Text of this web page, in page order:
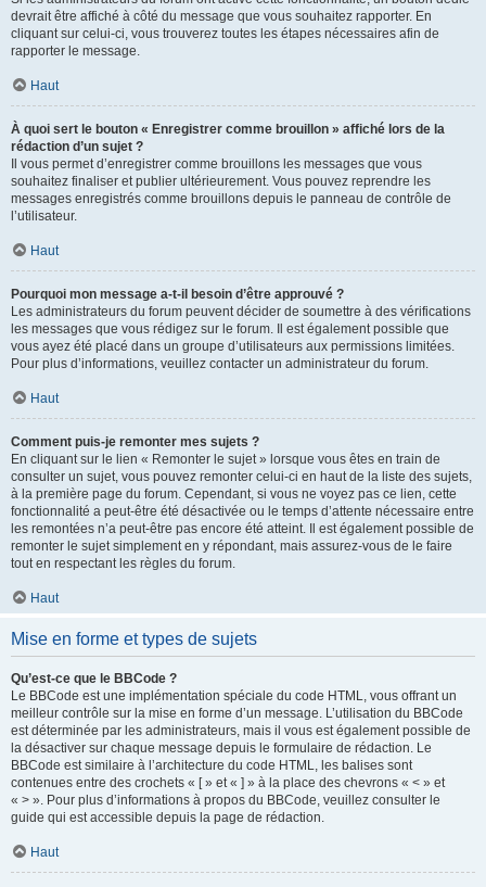
devrait être affiché à côté du message que vous souhaitez rapporter. En
cliquant sur celui-ci, vous trouverez toutes les étapes nécessaires afin de
rapporter le message.
Haut
À quoi sert le bouton « Enregistrer comme brouillon » affiché lors de la
rédaction d’un sujet ?
Il vous permet d’enregistrer comme brouillons les messages que vous
souhaitez finaliser et publier ultérieurement. Vous pouvez reprendre les
messages enregistrés comme brouillons depuis le panneau de contrôle de
l’utilisateur.
Haut
Pourquoi mon message a-t-il besoin d’être approuvé ?
Les administrateurs du forum peuvent décider de soumettre à des vérifications
les messages que vous rédigez sur le forum. Il est également possible que
vous ayez été placé dans un groupe d’utilisateurs aux permissions limitées.
Pour plus d’informations, veuillez contacter un administrateur du forum.
Haut
Comment puis-je remonter mes sujets ?
En cliquant sur le lien « Remonter le sujet » lorsque vous êtes en train de
consulter un sujet, vous pouvez remonter celui-ci en haut de la liste des sujets,
à la première page du forum. Cependant, si vous ne voyez pas ce lien, cette
fonctionnalité a peut-être été désactivée ou le temps d’attente nécessaire entre
les remontées n’a peut-être pas encore été atteint. Il est également possible de
remonter le sujet simplement en y répondant, mais assurez-vous de le faire
tout en respectant les règles du forum.
Haut
Mise en forme et types de sujets
Qu’est-ce que le BBCode ?
Le BBCode est une implémentation spéciale du code HTML, vous offrant un
meilleur contrôle sur la mise en forme d’un message. L’utilisation du BBCode
est déterminée par les administrateurs, mais il vous est également possible de
la désactiver sur chaque message depuis le formulaire de rédaction. Le
BBCode est similaire à l’architecture du code HTML, les balises sont
contenues entre des crochets « [ » et « ] » à la place des chevrons « < » et
« > ». Pour plus d’informations à propos du BBCode, veuillez consulter le
guide qui est accessible depuis la page de rédaction.
Haut